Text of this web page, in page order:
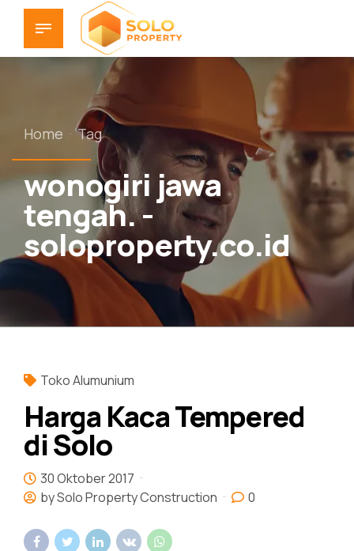
Home Tag
wonogiri jawa
tengah. -
soloproperty.co.id
Toko Alumunium
Harga Kaca Tempered
di Solo
30 Oktober 2017
by Solo Property Construction
0